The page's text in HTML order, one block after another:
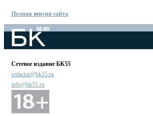
Полная версия сайта
Сетевое издание БК55
redactor@bk55.ru
info@bk55.ru